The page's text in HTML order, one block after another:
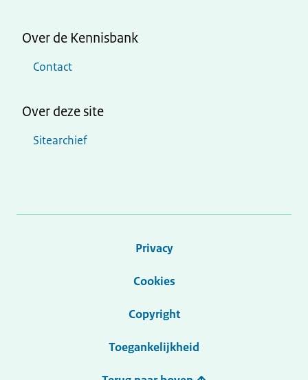
Over de Kennisbank
Contact
Over deze site
Sitearchief
Privacy
Cookies
Copyright
Toegankelijkheid